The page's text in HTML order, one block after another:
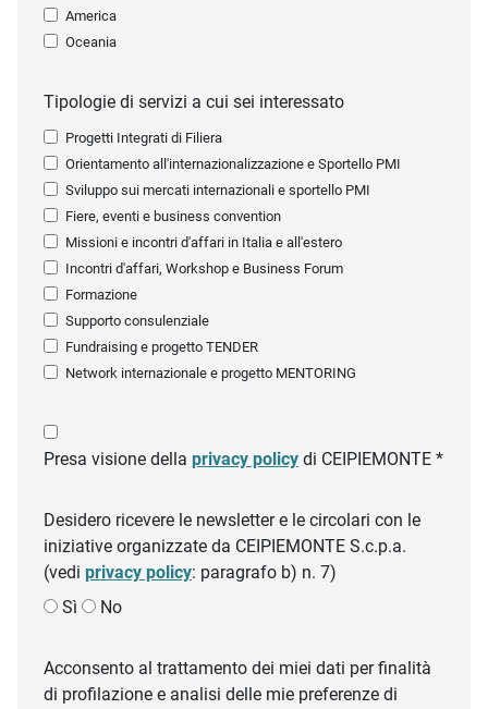
America
Oceania
Tipologie di servizi a cui sei interessato
Progetti Integrati di Filiera
Orientamento all'internazionalizzazione e Sportello PMI
Sviluppo sui mercati internazionali e sportello PMI
Fiere, eventi e business convention
Missioni e incontri d'affari in Italia e all'estero
Incontri d'affari, Workshop e Business Forum
Formazione
Supporto consulenziale
Fundraising e progetto TENDER
Network internazionale e progetto MENTORING
Presa visione della privacy policy di CEIPIEMONTE *
Desidero ricevere le newsletter e le circolari con le
iniziative organizzate da CEIPIEMONTE S.c.p.a.
(vedi privacy policy: paragrafo b) n. 7)
Sì
No
Acconsento al trattamento dei miei dati per finalità
di profilazione e analisi delle mie preferenze di